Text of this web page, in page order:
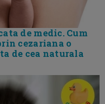
de medic. Cum
cezariana o
de cea naturala